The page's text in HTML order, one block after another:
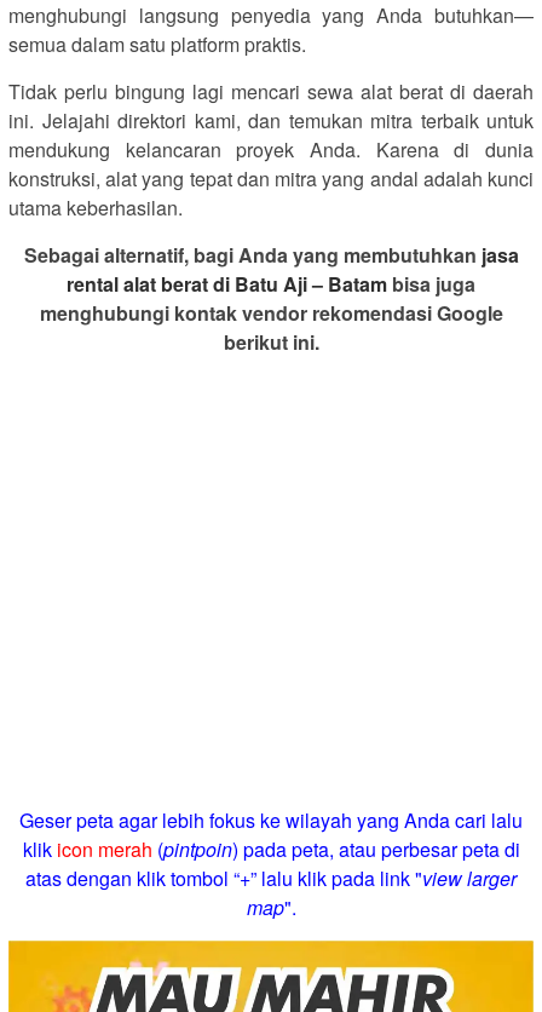
menghubungi langsung penyedia yang Anda butuhkan—
semua dalam satu platform praktis.
Tidak perlu bingung lagi mencari sewa alat berat di daerah
ini. Jelajahi direktori kami, dan temukan mitra terbaik untuk
mendukung kelancaran proyek Anda. Karena di dunia
konstruksi, alat yang tepat dan mitra yang andal adalah kunci
utama keberhasilan.
Sebagai alternatif, bagi Anda yang membutuhkan jasa
rental alat berat di Batu Aji – Batam bisa juga
menghubungi kontak vendor rekomendasi Google
berikut ini.
Geser peta agar lebih fokus ke wilayah yang Anda cari lalu
klik icon merah (pintpoin) pada peta, atau perbesar peta di
atas dengan klik tombol “+” lalu klik pada link "view larger
map".